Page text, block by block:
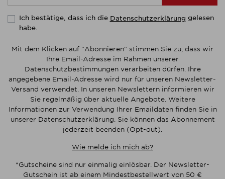
Ich bestätige, dass ich die Datenschutzerklärung gelesen
habe.
Mit dem Klicken auf "Abonnieren" stimmen Sie zu, dass wir
Ihre Email-Adresse im Rahmen unserer
Datenschutzbestimmungen verarbeiten dürfen. Ihre
angegebene Email-Adresse wird nur für unseren Newsletter-
Versand verwendet. In unseren Newslettern informieren wir
Sie regelmäßig über aktuelle Angebote. Weitere
Informationen zur Verwendung Ihrer Emaildaten finden Sie in
unserer Datenschutzerklärung. Sie können das Abonnement
jederzeit beenden (Opt-out).
Wie melde ich mich ab?
*Gutscheine sind nur einmalig einlösbar. Der Newsletter-
Gutschein ist ab einem Mindestbestellwert von 50 €